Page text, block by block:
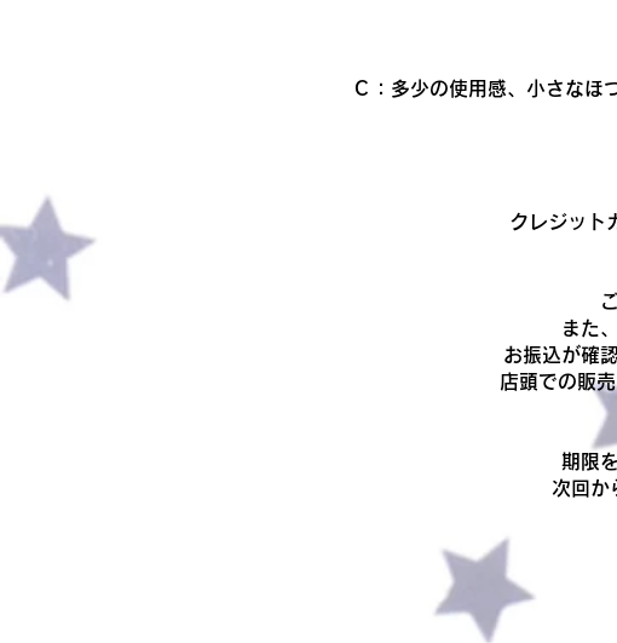
Ｃ：多少の使用感、小さなほ
クレジット
ご
また
お振込が確
店頭での販
期限を
次回か